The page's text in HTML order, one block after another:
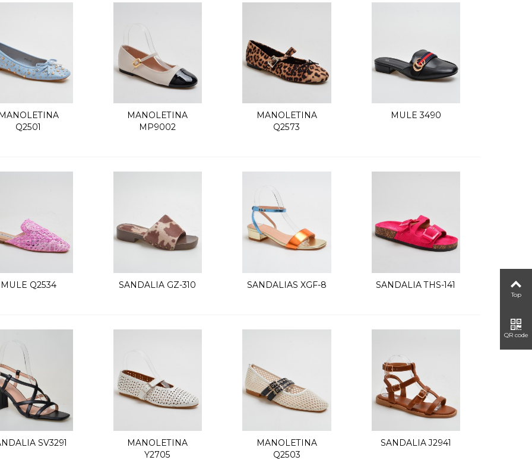
Vista rápida
Q2501
Vista rápida
MANOLETINA
MP9002
Vista rápida
MANOLETINA
Q2573
Vista rápida
MULE 3490
Vista rápida
MULE Q2534 Vista rápida
SANDALIA GZ-310 Vista rápida
SANDALIAS XGF-8 Vista rápida
SANDALIA THS-141
Vista rápida
SV3291 Vista rápida
MANOLETINA
Y2705
Vista rápida
MANOLETINA
Q2503
Vista rápida
SANDALIA J2941
Top
QR code